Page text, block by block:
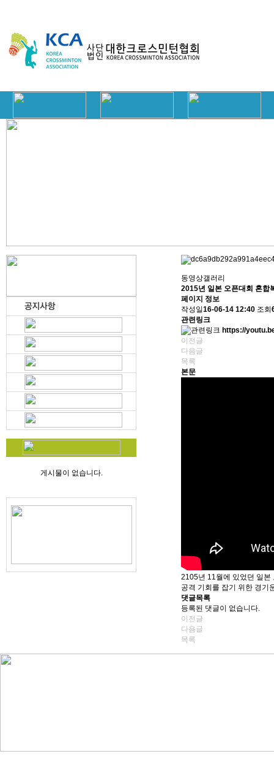
게시물이 없습니다.
동영상갤러리
2015년 일본 오픈대회 혼합
페이지 정보
작성일16-06-14 12:40 조회
관련링크
https://
이전글
다음글
목록
본문
2105년 11월에 있었던 일본
공격 기회를 잡기 위한 경기
댓글목록
등록된 댓글이 없습니다.
이전글
다음글
목록